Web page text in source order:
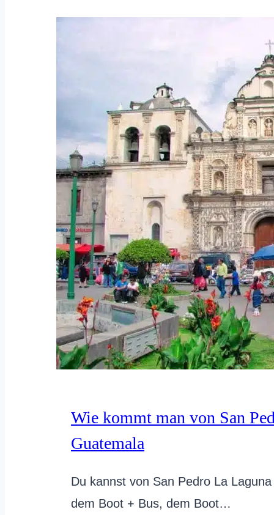
Wie kommt man von San
Guatemala
Du kannst von San Pedro La
dem Boot + Bus, dem Boot…